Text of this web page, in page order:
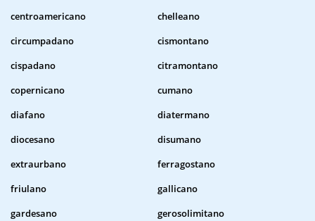
centroamericano
chelleano
circumpadano
cismontano
cispadano
citramontano
copernicano
cumano
diafano
diatermano
diocesano
disumano
extraurbano
ferragostano
friulano
gallicano
gardesano
gerosolimitano